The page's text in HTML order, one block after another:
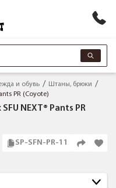
и обувь
Штаны, брюки
PR (Coyote)
NEXT® Pants PR
SP-SFN-PR-11